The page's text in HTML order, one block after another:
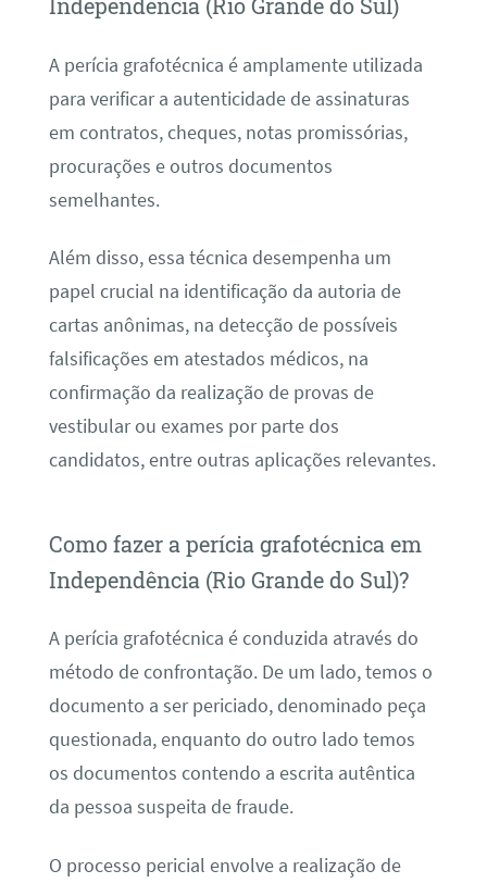
A perícia grafotécnica é amplamente utilizada
para verificar a autenticidade de assinaturas
em contratos, cheques, notas promissórias,
procurações e outros documentos
semelhantes.
Além disso, essa técnica desempenha um
papel crucial na identificação da autoria de
cartas anônimas, na detecção de possíveis
falsificações em atestados médicos, na
confirmação da realização de provas de
vestibular ou exames por parte dos
candidatos, entre outras aplicações relevantes.
Como fazer a perícia grafotécnica em
Independência (Rio Grande do Sul)?
A perícia grafotécnica é conduzida através do
método de confrontação. De um lado, temos o
documento a ser periciado, denominado peça
questionada, enquanto do outro lado temos
os documentos contendo a escrita autêntica
da pessoa suspeita de fraude.
O processo pericial envolve a realização de